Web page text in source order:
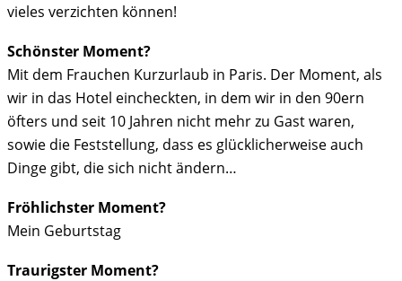
vieles verzichten können!
Schönster Moment?
Mit dem Frauchen Kurzurlaub in Paris. Der Moment, als
wir in das Hotel eincheckten, in dem wir in den 90ern
öfters und seit 10 Jahren nicht mehr zu Gast waren,
sowie die Feststellung, dass es glücklicherweise auch
Dinge gibt, die sich nicht ändern…
Fröhlichster Moment?
Mein Geburtstag
Traurigster Moment?